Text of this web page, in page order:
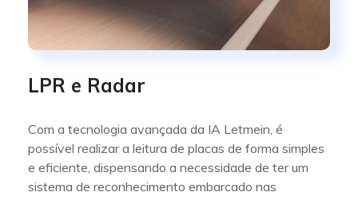
LPR e Radar
Com a tecnologia avançada da IA Letmein, é
possível realizar a leitura de placas de forma simples
e eficiente, dispensando a necessidade de ter um
sistema de reconhecimento embarcado nas